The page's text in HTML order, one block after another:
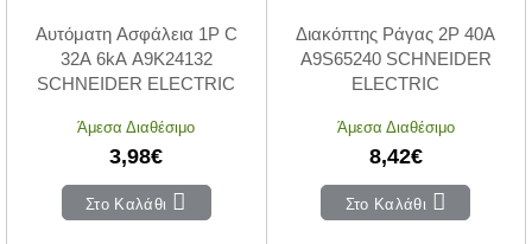
Αυτόματη Ασφάλεια 1P C
32A 6kA A9K24132
SCHNEIDER ELECTRIC
Άμεσα Διαθέσιμο
3,98€
Στο Καλάθι
Διακόπτης Ράγας 2P 40A
A9S65240 SCHNEIDER
ELECTRIC
Άμεσα Διαθέσιμο
8,42€
Στο Καλάθι